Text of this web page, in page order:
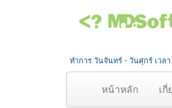
ทำการ วันจันทร์ - วันศุกร์ เวลา
หน้าหลัก(
เกี่